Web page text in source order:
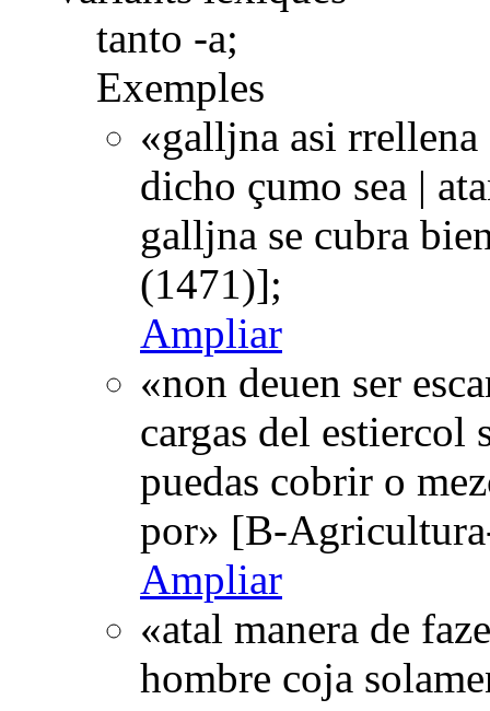
tanto -a;
Exemples
«galljna asi rrellena
dicho çumo sea |
galljna se cubra
(1471)];
Ampliar
«non deuen ser
cargas del estiercol
puedas cobrir o
por» [B-
Ampliar
«atal manera de
hombre coja